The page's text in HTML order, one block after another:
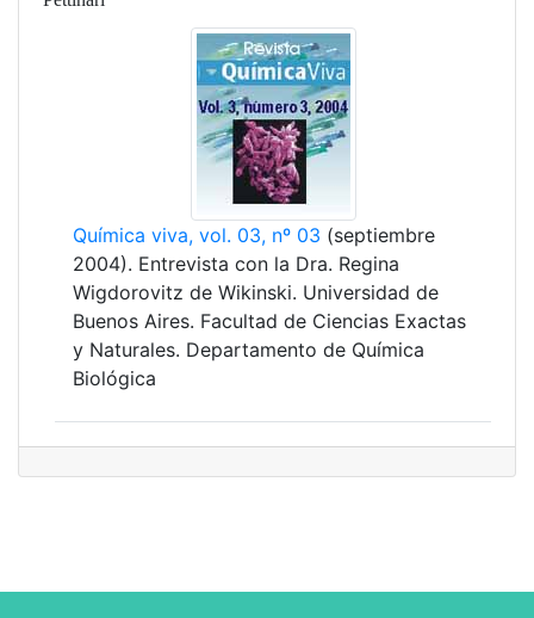
Química viva, vol. 03, nº 03 (septiembre
2004). Entrevista con la Dra. Regina
Wigdorovitz de Wikinski. Universidad de
Buenos Aires. Facultad de Ciencias Exactas
y Naturales. Departamento de Química
Biológica